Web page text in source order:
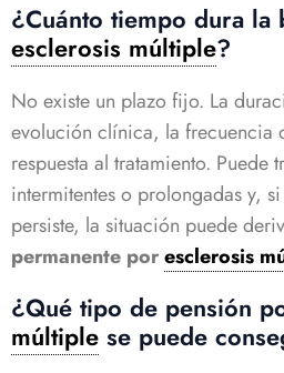
¿Cuánto tiempo dura
esclerosis múltiple?
No existe un plazo fijo. La
evolución clínica, la frecuencia
respuesta al tratamiento. Puede
intermitentes o prolongadas y,
persiste, la situación puede
permanente poresclerosis
¿Qué tipo de pensión
múltiple se puede